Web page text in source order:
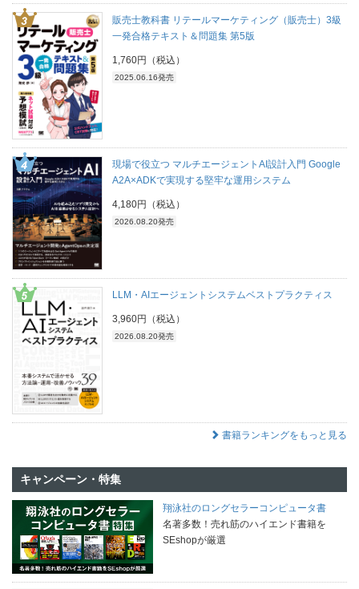
販売士教科書 リテールマーケティング（販売士）3級
一発合格テキスト＆問題集 第5版
1,760円（税込）
2025.06.16発売
現場で役立つ マルチエージェントAI設計入門 Google
A2A×ADKで実現する堅牢な運用システム
4,180円（税込）
2026.08.20発売
LLM・AIエージェントシステムベストプラクティス
3,960円（税込）
2026.08.20発売
書籍ランキングをもっと見る
キャンペーン・特集
翔泳社のロングセラーコンピュータ書
名著多数！売れ筋のハイエンド書籍を
SEshopが厳選